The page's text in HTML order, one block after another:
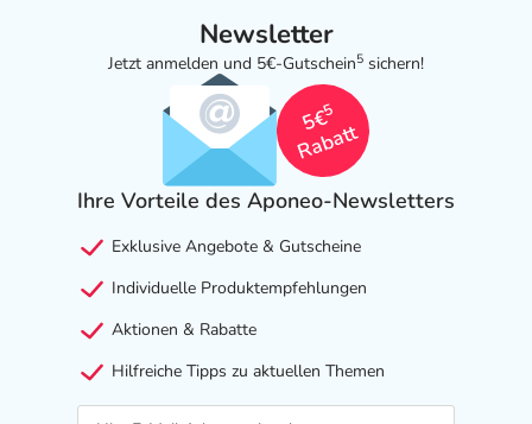
Newsletter
Jetzt anmelden und 5€-Gutschein5 sichern!
5€
5
Rabatt
Ihre Vorteile des Aponeo-Newsletters
Exklusive Angebote & Gutscheine
Individuelle Produktempfehlungen
Aktionen & Rabatte
Hilfreiche Tipps zu aktuellen Themen